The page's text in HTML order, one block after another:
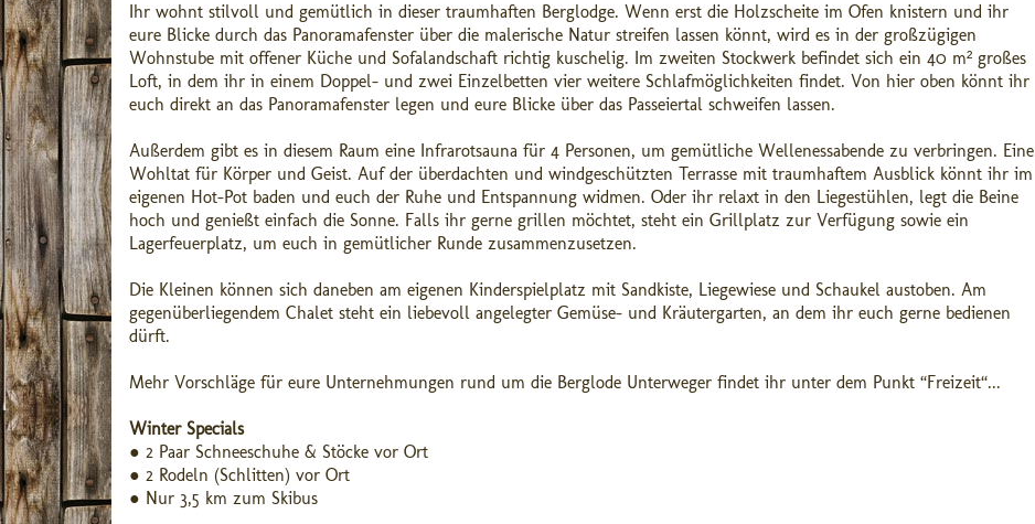
Ihr wohnt stilvoll und gemütlich in dieser traumhaften Berglodge. Wenn erst die Holzscheite im Ofen knistern und ihr
eure Blicke durch das Panoramafenster über die malerische Natur streifen lassen könnt, wird es in der großzügigen
Wohnstube mit offener Küche und Sofalandschaft richtig kuschelig. Im zweiten Stockwerk befindet sich ein 40 m² großes
Loft, in dem ihr in einem Doppel- und zwei Einzelbetten vier weitere Schlafmöglichkeiten findet. Von hier oben könnt ihr
euch direkt an das Panoramafenster legen und eure Blicke über das Passeiertal schweifen lassen.
Außerdem gibt es in diesem Raum eine Infrarotsauna für 4 Personen, um gemütliche Wellenessabende zu verbringen. Eine
Wohltat für Körper und Geist. Auf der überdachten und windgeschützten Terrasse mit traumhaftem Ausblick könnt ihr im
eigenen Hot-Pot baden und euch der Ruhe und Entspannung widmen. Oder ihr relaxt in den Liegestühlen, legt die Beine
hoch und genießt einfach die Sonne. Falls ihr gerne grillen möchtet, steht ein Grillplatz zur Verfügung sowie ein
Lagerfeuerplatz, um euch in gemütlicher Runde zusammenzusetzen.
Die Kleinen können sich daneben am eigenen Kinderspielplatz mit Sandkiste, Liegewiese und Schaukel austoben. Am
gegenüberliegendem Chalet steht ein liebevoll angelegter Gemüse- und Kräutergarten, an dem ihr euch gerne bedienen
dürft.
Mehr Vorschläge für eure Unternehmungen rund um die Berglode Unterweger findet ihr unter dem Punkt “Freizeit“...
Winter Specials
● 2 Paar Schneeschuhe & Stöcke vor Ort
● 2 Rodeln (Schlitten) vor Ort
● Nur 3,5 km zum Skibus